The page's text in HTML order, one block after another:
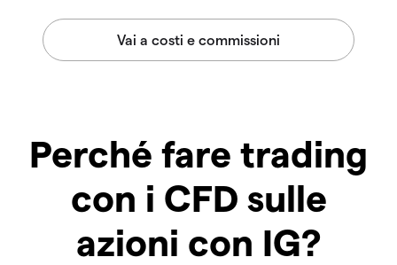
Perché fare trading
con i CFD sulle
azioni con IG?